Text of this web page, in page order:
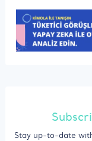
Stay up-to-date